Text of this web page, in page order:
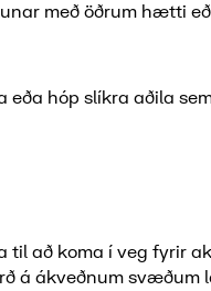
með öðrum hætti
eða hóp slíkra aðila
til að koma í veg fyrir
á ákveðnum svæðum